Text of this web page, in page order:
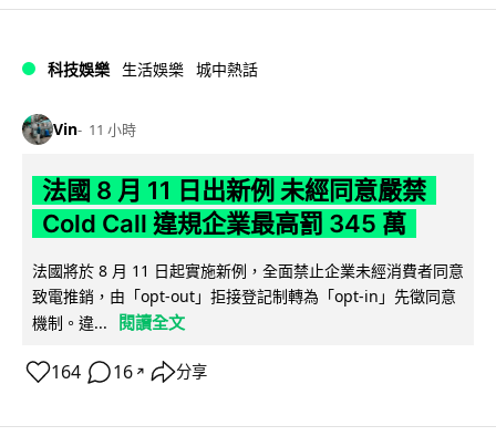
科技娛樂 生活娛樂 城中熱話
Vin 11 小時
法國 8 月 11 日出新例 未經同意嚴禁
Cold Call 違規企業最高罰 345 萬
法國將於 8 月 11 日起實施新例，全面禁止企業未經消費者同意
致電推銷，由「opt-out」拒接登記制轉為「opt-in」先徵同意
機制。違...
閱讀全文
164 16 ↗ 分享